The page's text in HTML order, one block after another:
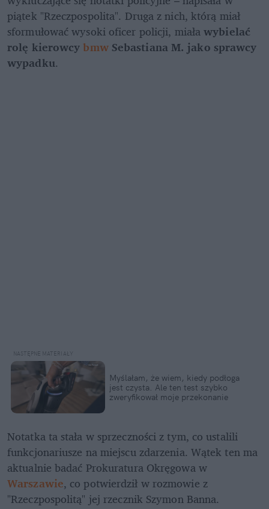
piątek "Rzeczpospolita". Druga z nich, którą miał
sformułować wysoki oficer policji, miała wybielać
rolę kierowcy bmw Sebastiana M. jako sprawcy
wypadku.
Myślałam, że wiem, kiedy podłoga
jest czysta. Ale ten test szybko
zweryfikował moje przekonanie
Notatka ta stała w sprzeczności z tym, co ustalili
funkcjonariusze na miejscu zdarzenia. Wątek ten ma
aktualnie badać Prokuratura Okręgowa w
Warszawie, co potwierdził w rozmowie z
"Rzeczpospolitą" jej rzecznik Szymon Banna.